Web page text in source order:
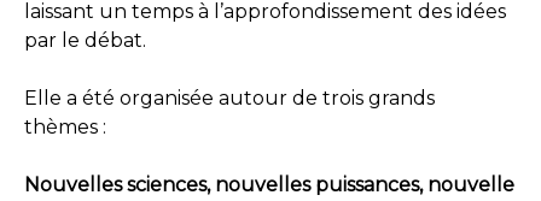
laissant un temps à l’approfondissement des idées
par le débat.
Elle a été organisée autour de trois grands
thèmes :
Nouvelles sciences, nouvelles puissances, nouvelle